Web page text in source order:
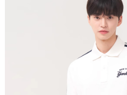
每筆NT$60，滿NT$499(含以上)免運費
每筆NT$80，滿NT$699(含以上)免運費